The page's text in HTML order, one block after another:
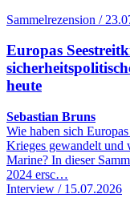
Sammelrezension /
Europas
heute
Sebastian Bruns
Wie haben sich
Krieges gewandelt und
Marine? In dieser
2024 ersc…
Interview / 15.07.2026